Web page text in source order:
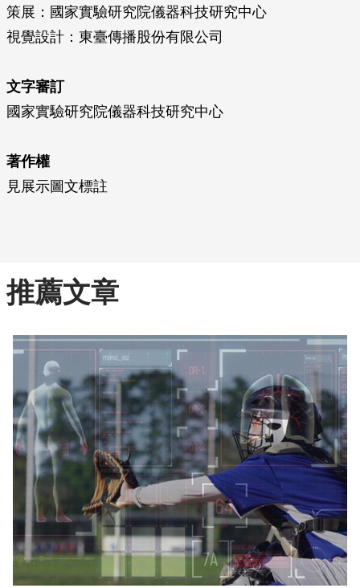
策展：國家實驗研究院儀器科技研究中心
視覺設計：東臺傳播股份有限公司
文字審訂
國家實驗研究院儀器科技研究中心
著作權
見展示圖文標註
推薦文章